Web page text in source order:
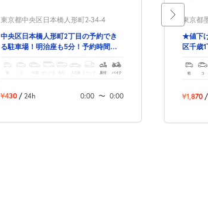
東京都中央区日本橋人形町2-34-4
中央区日本橋人形町2丁目の予約でき
る駐車場！明治座も5分！予約時間内
ボックス SUV トラック 原付 バイク
¥430 / 24h 0:00 〜 0:00
東京都
★値下
区千歳
軽 コ
¥1,870 /